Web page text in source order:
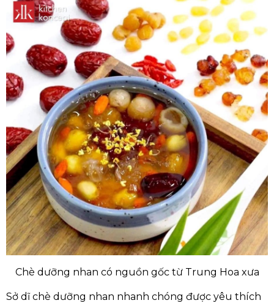
Chè dưỡng nhan có nguồn gốc từ Trung Hoa xưa
Sở dĩ chè dưỡng nhan nhanh chóng được yêu thích